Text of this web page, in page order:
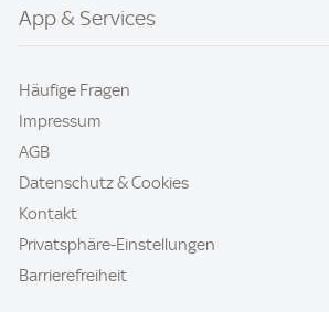
App & Services
Häufige Fragen
Impressum
AGB
Datenschutz & Cookies
Kontakt
Privatsphäre-Einstellungen
Barrierefreiheit